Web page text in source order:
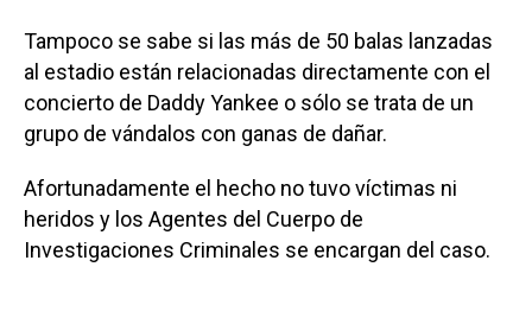
Tampoco se sabe si las más de 50 balas lanzadas
al estadio están relacionadas directamente con el
concierto de Daddy Yankee o sólo se trata de un
grupo de vándalos con ganas de dañar.
Afortunadamente el hecho no tuvo víctimas ni
heridos y los Agentes del Cuerpo de
Investigaciones Criminales se encargan del caso.